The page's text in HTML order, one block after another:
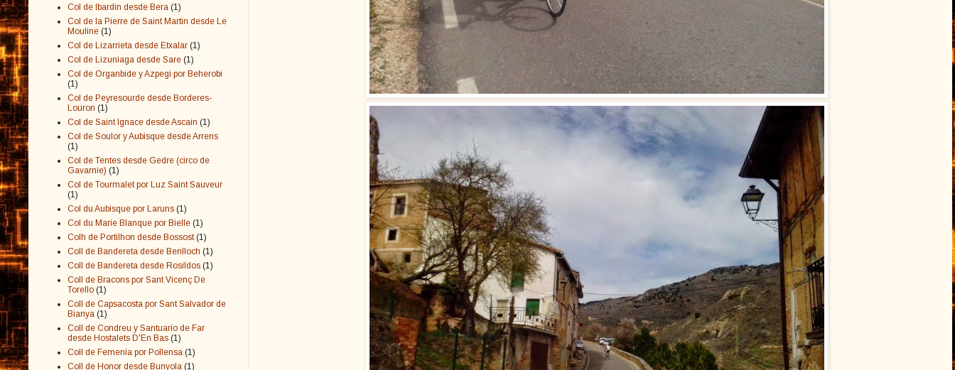
Col de Ibardin desde Bera (1)
Col de la Pierre de Saint Martin desde Le
Mouline (1)
Col de Lizarrieta desde Etxalar (1)
Col de Lizuniaga desde Sare (1)
Col de Organbide y Azpegi por Beherobi
(1)
Col de Peyresourde desde Borderes-
Louron (1)
Col de Saint Ignace desde Ascain (1)
Col de Soulor y Aubisque desde Arrens
(1)
Col de Tentes desde Gedre (circo de
Gavarnie) (1)
Col de Tourmalet por Luz Saint Sauveur
(1)
Col du Aubisque por Laruns (1)
Col du Marie Blanque por Bielle (1)
Colh de Portilhon desde Bossost (1)
Coll de Bandereta desde Benlloch (1)
Coll de Bandereta desde Rosildos (1)
Coll de Bracons por Sant Vicenç De
Torello (1)
Coll de Capsacosta por Sant Salvador de
Bianya (1)
Coll de Condreu y Santuario de Far
desde Hostalets D'En Bas (1)
Coll de Femenía por Pollensa (1)
Coll de Honor desde Bunyola (1)